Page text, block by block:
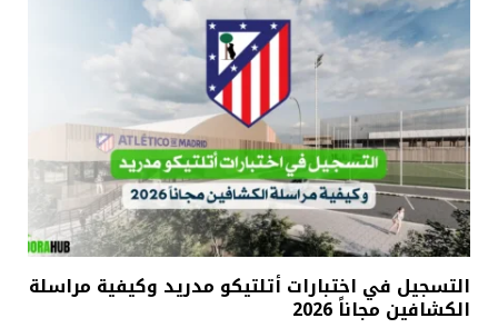
التسجيل في اختبارات أتلتيكو مدريد وكيفية مراسلة
الكشافين مجاناً 2026